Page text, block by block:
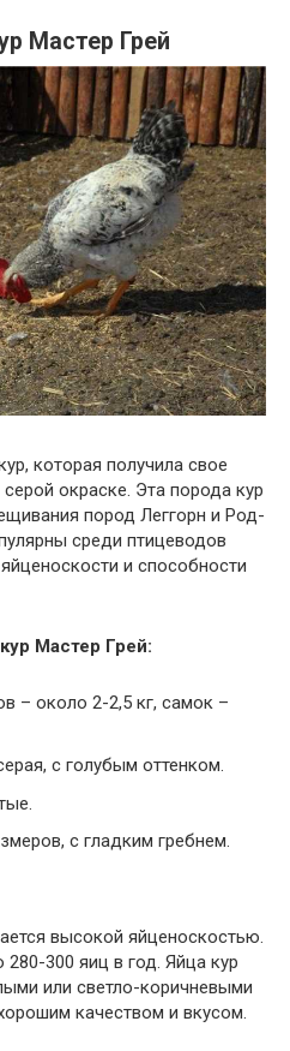
Мастер Грей
которая получила свое
окраске. Эта порода кур
пород Леггорн и Род-
среди птицеводов
и способности
Мастер Грей:
– около 2-2,5 кг, самок –
с голубым оттенком.
с гладким гребнем.
высокой яйценоскостью.
300 яиц в год. Яйца кур
или светло-коричневыми
качеством и вкусом.